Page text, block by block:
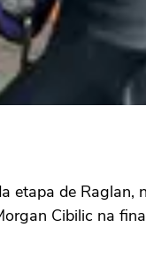
etapa de
Cibilic na